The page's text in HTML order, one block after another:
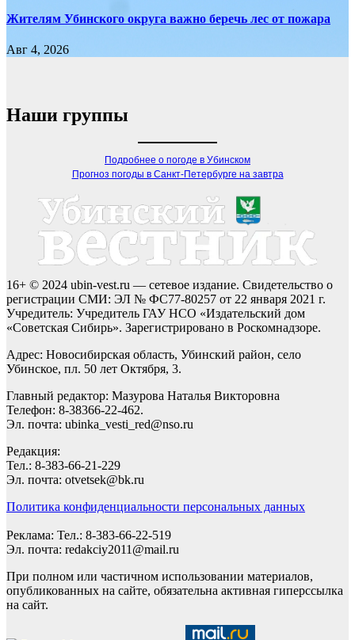
Жителям Убинского округа важно беречь лес от пожара
Авг 4, 2026
Наши группы
Подробнее о погоде в Убинском
Прогноз погоды в Санкт-Петербурге на завтра
16+ © 2024 ubin-vest.ru — сетевое издание. Свидетельство о
регистрации СМИ: ЭЛ № ФС77-80257 от 22 января 2021 г.
Учредитель: Учредитель ГАУ НСО «Издательский дом
«Советская Сибирь». Зарегистрировано в Роскомнадзоре.
Адрес: Новосибирская область, Убинский район, село
Убинское, пл. 50 лет Октября, 3.
Главный редактор: Мазурова Наталья Викторовна
Телефон: 8-38366-22-462.
Эл. почта: ubinka_vesti_red@nso.ru
Редакция:
Тел.: 8-383-66-21-229
Эл. почта: otvetsek@bk.ru
Политика конфиденциальности персональных данных
Реклама: Тел.: 8-383-66-22-519
Эл. почта: redakciy2011@mail.ru
При полном или частичном использовании материалов,
опубликованных на сайте, обязательна активная гиперссылка
на сайт.